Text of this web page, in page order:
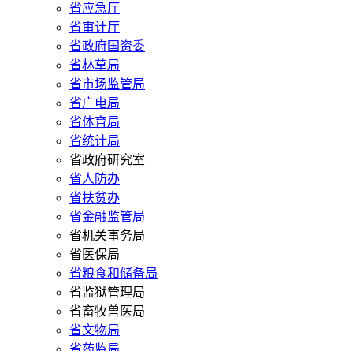
省应急厅
省审计厅
省政府国资委
省林草局
省市场监管局
省广电局
省体育局
省统计局
省政府研究室
省人防办
省扶贫办
省金融监管局
省机关事务局
省医保局
省粮食和储备局
省监狱管理局
省畜牧兽医局
省文物局